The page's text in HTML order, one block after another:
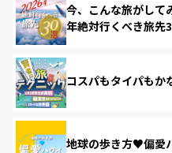
今、こんな旅がして
年絶対行くべき旅先
コスパもタイパもか
地球の歩き方♥偏愛